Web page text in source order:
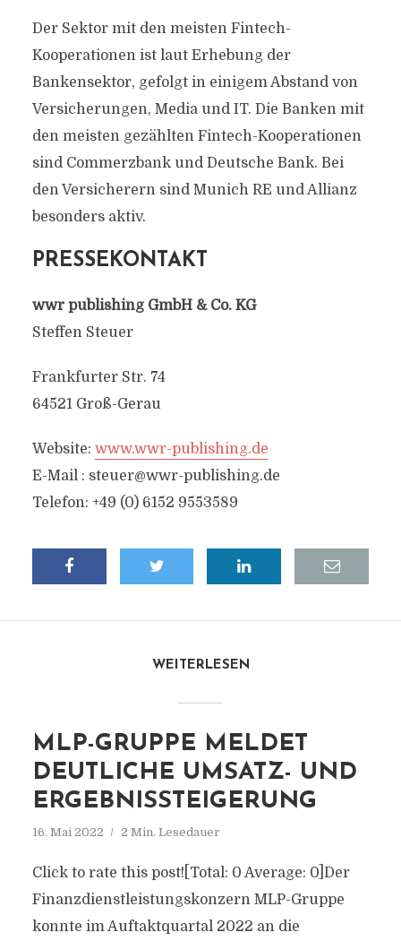
Der Sektor mit den meisten Fintech-
Kooperationen ist laut Erhebung der
Bankensektor, gefolgt in einigem Abstand von
Versicherungen, Media und IT. Die Banken mit
den meisten gezählten Fintech-Kooperationen
sind Commerzbank und Deutsche Bank. Bei
den Versicherern sind Munich RE und Allianz
besonders aktiv.
PRESSEKONTAKT
wwr publishing GmbH & Co. KG
Steffen Steuer
Frankfurter Str. 74
64521 Groß-Gerau
Website: www.wwr-publishing.de
E-Mail : steuer@wwr-publishing.de
Telefon: +49 (0) 6152 9553589
WEITERLESEN
MLP-GRUPPE MELDET
DEUTLICHE UMSATZ- UND
ERGEBNISSTEIGERUNG
16. Mai 2022 2 Min. Lesedauer
Click to rate this post![Total: 0 Average: 0]Der
Finanzdienstleistungskonzern MLP-Gruppe
konnte im Auftaktquartal 2022 an die